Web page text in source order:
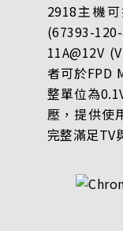
2918主機
(67393-
11A@12V
者可於FPD
整單位為
壓，提供使
完整滿足TV